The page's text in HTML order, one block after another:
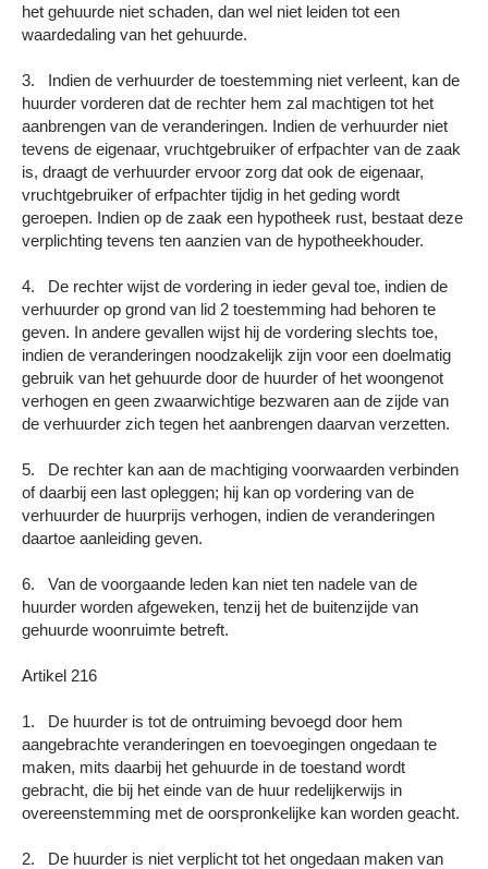
het gehuurde niet schaden, dan wel niet leiden tot een
waardedaling van het gehuurde.
3. Indien de verhuurder de toestemming niet verleent, kan de
huurder vorderen dat de rechter hem zal machtigen tot het
aanbrengen van de veranderingen. Indien de verhuurder niet
tevens de eigenaar, vruchtgebruiker of erfpachter van de zaak
is, draagt de verhuurder ervoor zorg dat ook de eigenaar,
vruchtgebruiker of erfpachter tijdig in het geding wordt
geroepen. Indien op de zaak een hypotheek rust, bestaat deze
verplichting tevens ten aanzien van de hypotheekhouder.
4. De rechter wijst de vordering in ieder geval toe, indien de
verhuurder op grond van lid 2 toestemming had behoren te
geven. In andere gevallen wijst hij de vordering slechts toe,
indien de veranderingen noodzakelijk zijn voor een doelmatig
gebruik van het gehuurde door de huurder of het woongenot
verhogen en geen zwaarwichtige bezwaren aan de zijde van
de verhuurder zich tegen het aanbrengen daarvan verzetten.
5. De rechter kan aan de machtiging voorwaarden verbinden
of daarbij een last opleggen; hij kan op vordering van de
verhuurder de huurprijs verhogen, indien de veranderingen
daartoe aanleiding geven.
6. Van de voorgaande leden kan niet ten nadele van de
huurder worden afgeweken, tenzij het de buitenzijde van
gehuurde woonruimte betreft.
Artikel 216
1. De huurder is tot de ontruiming bevoegd door hem
aangebrachte veranderingen en toevoegingen ongedaan te
maken, mits daarbij het gehuurde in de toestand wordt
gebracht, die bij het einde van de huur redelijkerwijs in
overeenstemming met de oorspronkelijke kan worden geacht.
2. De huurder is niet verplicht tot het ongedaan maken van